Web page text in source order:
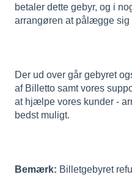
betaler dette gebyr, og i
arrangøren at pålægge sig
Der ud over går gebyret
af Billetto samt vores
at hjælpe vores kunder -
bedst muligt.
Bemærk: Billetgebyret